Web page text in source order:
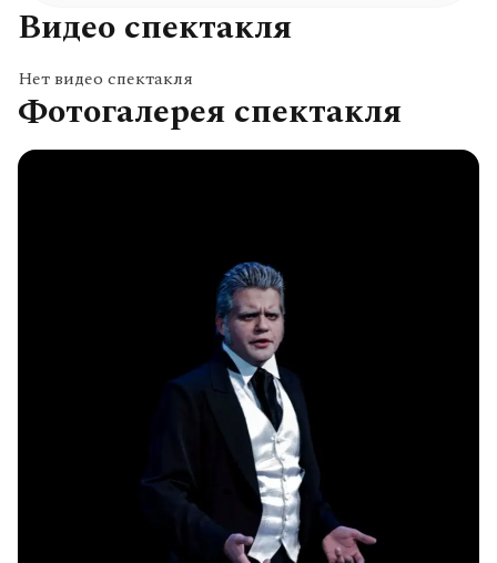
Видео спектакля
Нет видео спектакля
Фотогалерея спектакля